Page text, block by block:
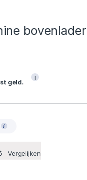
bovenlader |
geld.
i
Vergelijken